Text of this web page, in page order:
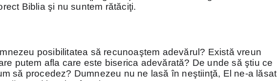
Biblia şi nu suntem rătăciţi.
posibilitatea să recunoaştem adevărul? Există vreun
putem afla care este biserica adevărată? De unde să ştiu ce
să procedez? Dumnezeu nu ne lasă în neştiinţă, El ne-a lăsat